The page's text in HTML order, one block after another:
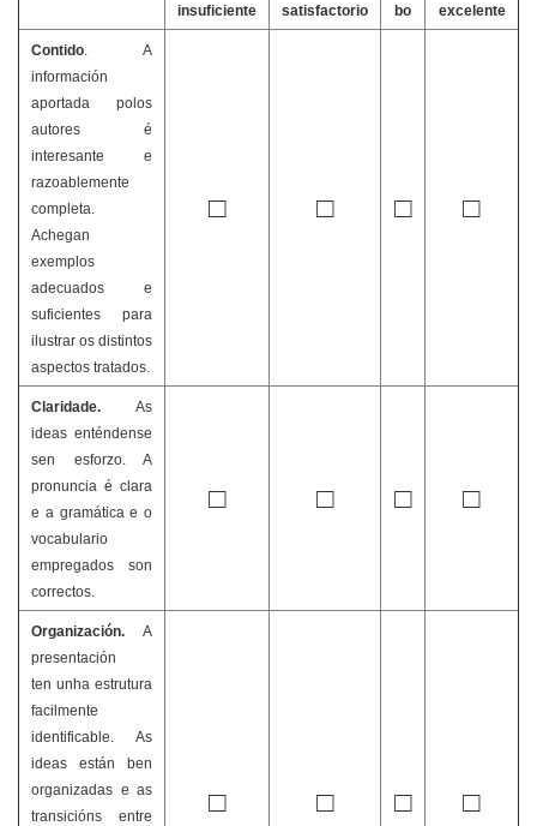
insuficiente satisfactorio bo excelente
Contido . A
información
aportada polos
autores é
interesante e
razoablemente
completa.
Achegan
exemplos
adecuados e
suficientes para
ilustrar os distintos
aspectos tratados.
□ □ □ □
Claridade. As
ideas enténdense
sen esforzo. A
pronuncia é clara
e a gramática e o
vocabulario
empregados son
correctos.
□ □ □ □
Organización. A
presentación
ten unha estrutura
facilmente
identificable. As
ideas están ben
organizadas e as
transicións entre
□ □ □ □